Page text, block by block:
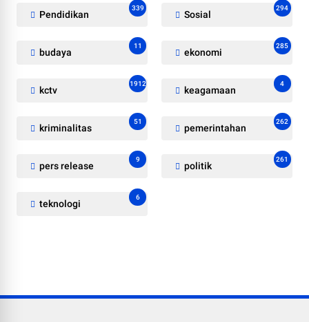
Pendidikan
339
Sosial
294
budaya
11
ekonomi
285
kctv
1912
keagamaan
4
kriminalitas
51
pemerintahan
262
pers release
9
politik
261
teknologi
6